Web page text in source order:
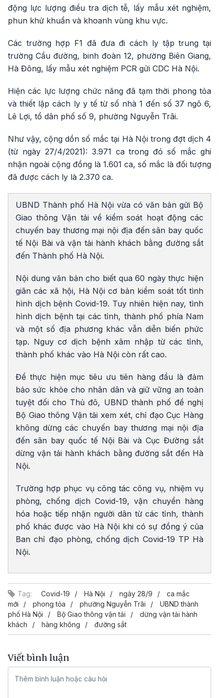
động lực lượng điều tra dịch tễ, lấy mẫu xét nghiệm,
phun khử khuẩn và khoanh vùng khu vực.
Các trường hợp F1 đã đưa đi cách ly tập trung tại
trường Cầu đường, binh đoàn 12, phường Biên Giang,
Hà Đông, lấy mẫu xét nghiệm PCR gửi CDC Hà Nội.
Hiện các lực lượng chức năng đã tạm thời phong tỏa
và thiết lập cách ly y tế từ số nhà 1 đến số 37 ngõ 6,
Lê Lợi, tổ dân phố số 9, phường Nguyễn Trãi.
Như vậy, cộng dồn số mắc tại Hà Nội trong đợt dịch 4
(từ ngày 27/4/2021): 3.971 ca trong đó số mắc ghi
nhận ngoài cộng đồng là 1.601 ca, số mắc là đối tượng
đã được cách ly là 2.370 ca.
UBND Thành phố Hà Nội vừa có văn bản gửi Bộ
Giao thông Vận tải về kiểm soát hoạt động các
chuyến bay thương mại nội địa đến sân bay quốc
tế Nội Bài và vận tải hành khách bằng đường sắt
đến Thành phố Hà Nội.
Nội dung văn bản cho biết qua 60 ngày thực hiện
giãn các xã hội, Hà Nội cơ bản kiểm soát tốt tình
hình dịch bệnh Covid-19. Tuy nhiên hiện nay, tình
hình dịch bệnh tại các tỉnh, thành phố phía Nam
và một số địa phương khác vẫn diễn biến phức
tạp. Nguy cơ dịch bệnh xâm nhập từ các tỉnh,
thành phố khác vào Hà Nội còn rất cao.
Để thực hiện mục tiêu ưu tiên hàng đầu là đảm
bảo sức khỏe cho nhân dân và giữ vững an toàn
tuyệt đối cho Thủ đô, UBND thành phố đề nghị
Bộ Giao thông Vận tải xem xét, chỉ đạo Cục Hàng
không dừng các chuyến bay thương mại nội địa
đến sân bay quốc tế Nội Bài và Cục Đường sắt
dừng vận tải hành khách bằng đường sắt đến Hà
Nội.
Trường hợp phục vụ công tác công vụ, nhiệm vụ
phòng, chống dịch Covid-19, vận chuyển hàng
hóa hoặc tiếp nhận người dân từ các tỉnh, thành
phố khác được vào Hà Nội khi có sự đồng ý của
Ban chỉ đạo phòng, chống dịch Covid-19 TP Hà
Nội.
Tag: Covid-19 Hà Nội ngày 28/9
ca mắc
mới
phong tỏa phường Nguyễn Trãi
UBND thành
phố Hà Nội
Bộ Giao thông vận tải
dừng vận tải hành
khách
hàng không đường sắt
Viết bình luận